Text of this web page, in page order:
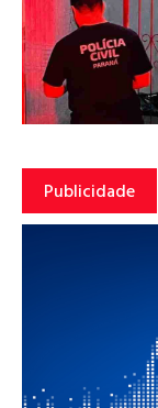
Publicidade